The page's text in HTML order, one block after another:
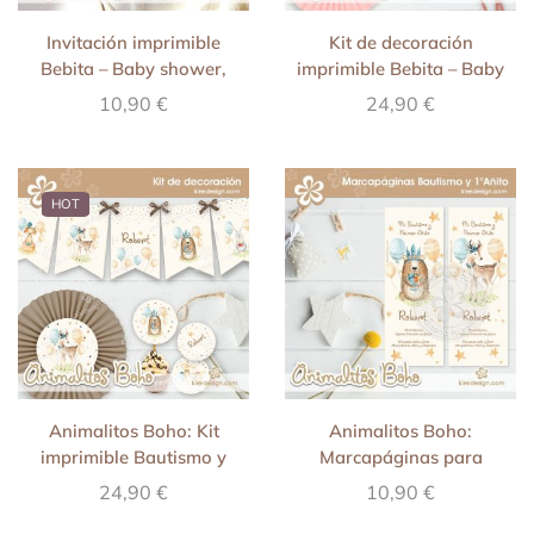
Invitación imprimible
Bebita – Baby shower,
nacimiento y primer
cumpleaños (nena)
10,90 €
Kit de decoración
imprimible Bebita – Baby
shower, nacimiento y
primer cumpleaños (rosa)
24,90 €
HOT
Animalitos Boho: Kit
imprimible Bautismo y
Primer Añito
24,90 €
Animalitos Boho:
Marcapáginas para
Bautismo y Primer Añito
10,90 €